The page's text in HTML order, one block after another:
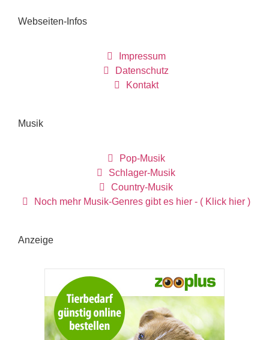
Webseiten-Infos
Impressum
Datenschutz
Kontakt
Musik
Pop-Musik
Schlager-Musik
Country-Musik
Noch mehr Musik-Genres gibt es hier - ( Klick hier )
Anzeige